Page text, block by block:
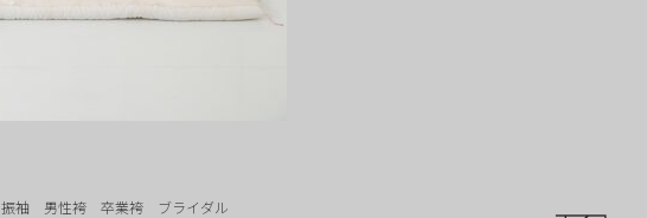
振袖 男性袴 卒業袴 ブライダル